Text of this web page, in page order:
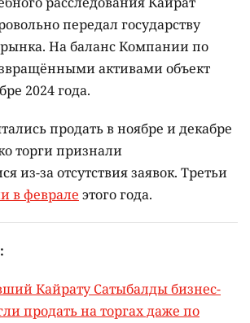
передал государству
На баланс Компании по
активами объект
2024 года.
продать в ноябре и декабре
торги признали
из-за отсутствия заявок. Третьи
в феврале этого года.
Кайрату Сатыбалды бизнес-
продать на торгах даже по